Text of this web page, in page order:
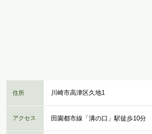
住所 川崎市高津区久地1
アクセス 田園都市線「溝の口」駅徒歩10分